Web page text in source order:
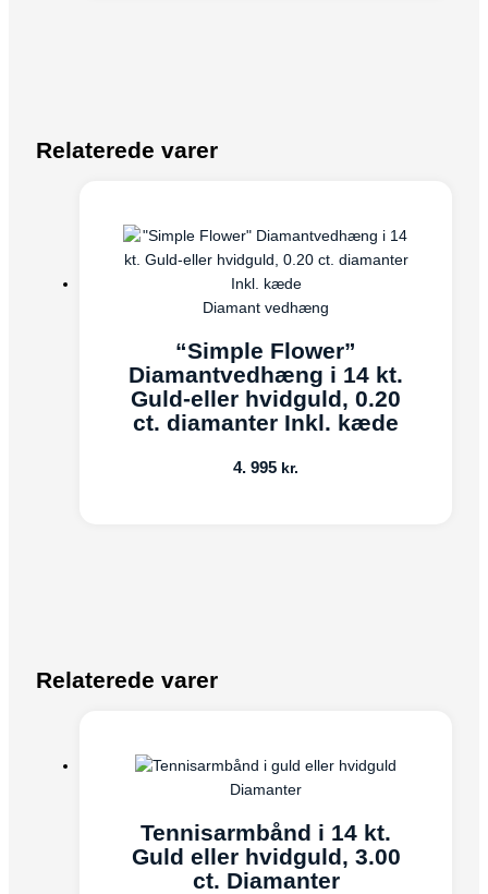
Relaterede varer
Diamant vedhæng
“Simple Flower”
Diamantvedhæng i 14 kt.
Guld-eller hvidguld, 0.20
ct. diamanter Inkl. kæde
4. 995 kr.
Relaterede varer
Diamanter
Tennisarmbånd i 14 kt.
Guld eller hvidguld, 3.00
ct. Diamanter